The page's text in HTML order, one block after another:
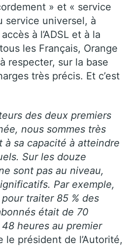
» et « service
service universel, à
à l’ADSL et à la
les Français, Orange
respecter, sur la base
très précis. Et c’est
des deux premiers
nous sommes très
à sa capacité à atteindre
Sur les douze
sont pas au niveau,
Par exemple,
traiter 85 % des
était de 70
heures au premier
le président de l’Autorité,